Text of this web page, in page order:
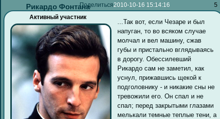
Поделиться 5
2010-10-16 15:14:16
Рикардо Фонтана
Активный участник
...Так вот, если Чезаре и был
напуган, то во всяком случае
молчал и вел машину, сжав
губы и пристально вглядываясь
в дорогу. Обессилевший
Рикардо сам не заметил, как
уснул, прижавшись щекой к
подголовнику - и никакие сны не
тревожили его. Он спал и не
спал; перед закрытыми глазами
мелькали темные теплые тени, а